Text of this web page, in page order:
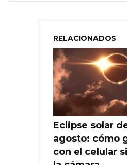
RELACIONADOS
Eclipse solar
agosto: cómo
con el celular